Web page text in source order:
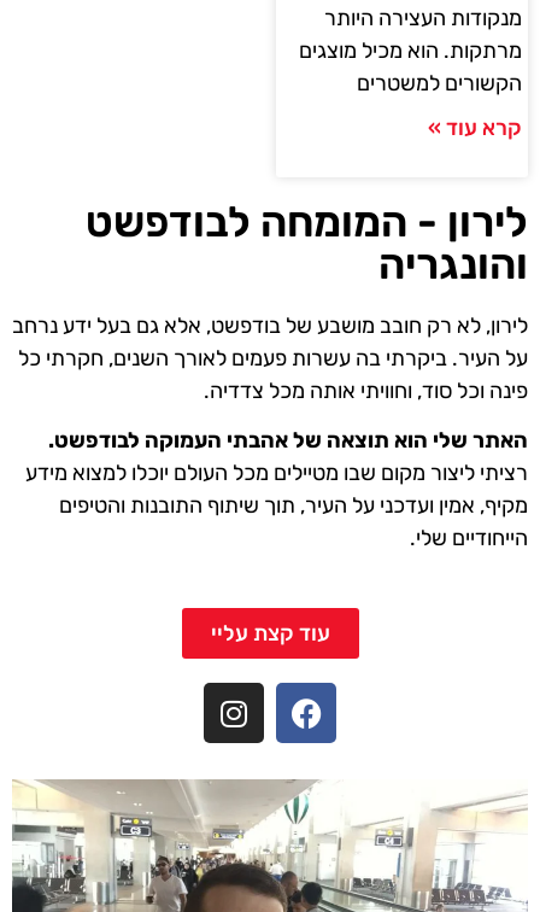
מנקודות העצירה היותר
מרתקות. הוא מכיל מוצגים
הקשורים למשטרים
קרא עוד »
לירון - המומחה לבודפשט
והונגריה
לירון, לא רק חובב מושבע של בודפשט, אלא גם בעל ידע נרחב
על העיר. ביקרתי בה עשרות פעמים לאורך השנים, חקרתי כל
פינה וכל סוד, וחוויתי אותה מכל צדדיה.
האתר שלי הוא תוצאה של אהבתי העמוקה לבודפשט.
רציתי ליצור מקום שבו מטיילים מכל העולם יוכלו למצוא מידע
מקיף, אמין ועדכני על העיר, תוך שיתוף התובנות והטיפים
הייחודיים שלי.
עוד קצת עליי